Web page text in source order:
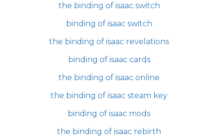
the binding of isaac switch
binding of isaac switch
the binding of isaac revelations
binding of isaac cards
the binding of isaac online
the binding of isaac steam key
binding of isaac mods
the binding of isaac rebirth